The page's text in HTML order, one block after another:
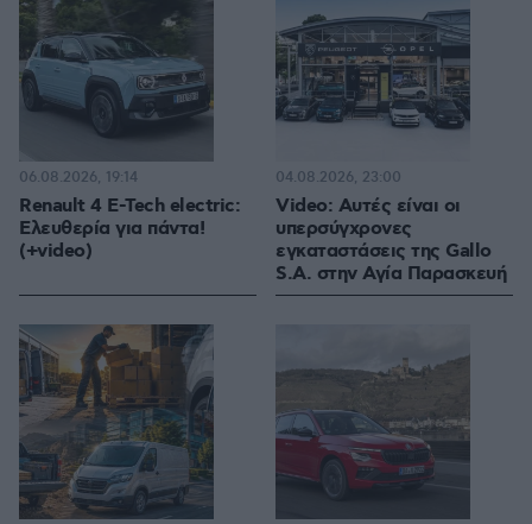
Renault 4 E-Tech electric:
Ελευθερία για πάντα!
(+video)
06.08.2026, 19:14
Video: Αυτές είναι οι
υπερσύγχρονες
εγκαταστάσεις της Gallo
S.A. στην Αγία Παρασκευή
04.08.2026, 23:00